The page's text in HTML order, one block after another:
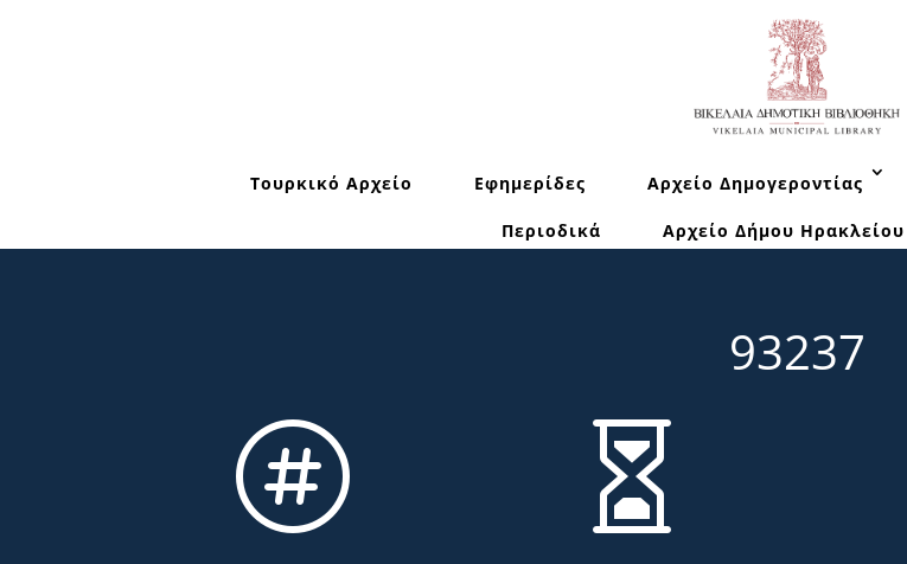
Τουρκικό Αρχείο Εφημερίδες Αρχείο Δημογεροντίας
Περιοδικά Αρχείο Δήμου Ηρακλείου
93237
 